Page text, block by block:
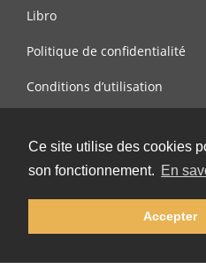
Ce site utilise des cookies
son fonctionnement. En
Accepter
Libro
Politique de confidentialité
Conditions d’utilisation
© 2002-2026